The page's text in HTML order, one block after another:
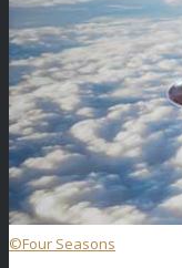
©Four Seasons